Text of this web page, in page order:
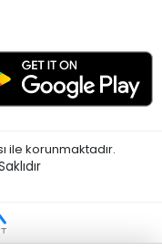
ile korunmaktadır.